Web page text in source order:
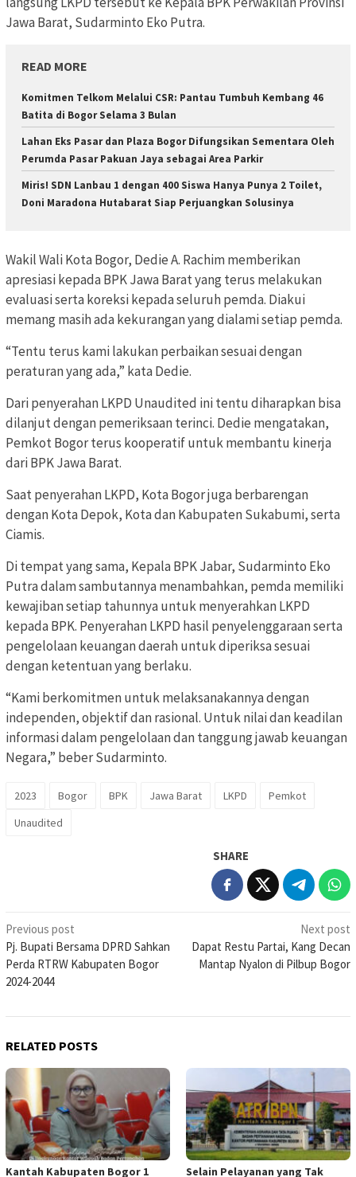
Jawa Barat, Sudarminto Eko Putra.
READ MORE
Komitmen Telkom Melalui CSR: Pantau Tumbuh Kembang 46
Batita di Bogor Selama 3 Bulan
Lahan Eks Pasar dan Plaza Bogor Difungsikan Sementara Oleh
Perumda Pasar Pakuan Jaya sebagai Area Parkir
Miris! SDN Lanbau 1 dengan 400 Siswa Hanya Punya 2 Toilet,
Doni Maradona Hutabarat Siap Perjuangkan Solusinya
Wakil Wali Kota Bogor, Dedie A. Rachim memberikan
apresiasi kepada BPK Jawa Barat yang terus melakukan
evaluasi serta koreksi kepada seluruh pemda. Diakui
memang masih ada kekurangan yang dialami setiap pemda.
“Tentu terus kami lakukan perbaikan sesuai dengan
peraturan yang ada,” kata Dedie.
Dari penyerahan LKPD Unaudited ini tentu diharapkan bisa
dilanjut dengan pemeriksaan terinci. Dedie mengatakan,
Pemkot Bogor terus kooperatif untuk membantu kinerja
dari BPK Jawa Barat.
Saat penyerahan LKPD, Kota Bogor juga berbarengan
dengan Kota Depok, Kota dan Kabupaten Sukabumi, serta
Ciamis.
Di tempat yang sama, Kepala BPK Jabar, Sudarminto Eko
Putra dalam sambutannya menambahkan, pemda memiliki
kewajiban setiap tahunnya untuk menyerahkan LKPD
kepada BPK. Penyerahan LKPD hasil penyelenggaraan serta
pengelolaan keuangan daerah untuk diperiksa sesuai
dengan ketentuan yang berlaku.
“Kami berkomitmen untuk melaksanakannya dengan
independen, objektif dan rasional. Untuk nilai dan keadilan
informasi dalam pengelolaan dan tanggung jawab keuangan
Negara,” beber Sudarminto.
2023 Bogor BPK Jawa Barat LKPD
Pemkot
Unaudited
SHARE
Post
navigation
Previous post
Pj. Bupati Bersama DPRD Sahkan
Perda RTRW Kabupaten Bogor
2024-2044
Next post
Dapat Restu Partai, Kang Decan
Mantap Nyalon di Pilbup Bogor
RELATED POSTS
Kantah Kabupaten Bogor 1 Selain Pelayanan yang Tak